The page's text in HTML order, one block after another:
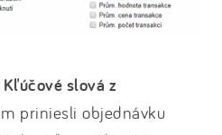
slová z
priniesli objednávku